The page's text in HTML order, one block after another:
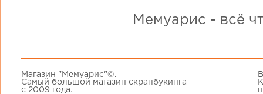
Мемуарис - всё
Магазин "Мемуарис"©.
Самый большой магазин скрапбукинга
с 2009 года.